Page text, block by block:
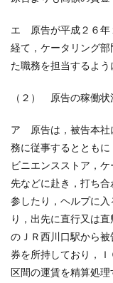
エ 原告が平成２６年
経て，ケータリング
た職務を担当するよう
（２） 原告の稼働状
ア 原告は，被告本社
務に従事するととも
ビニエンスストア，
先などに赴き，打ち
参したり，ヘルプに
り，出先に直行又は
のＪＲ西川口駅から
券を所持しており，
区間の運賃を精算処